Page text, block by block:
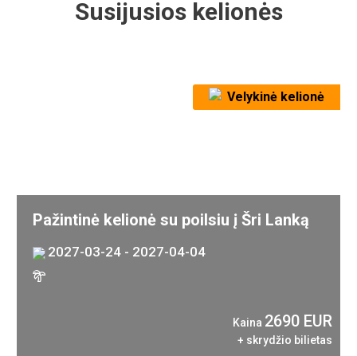
Susijusios kelionės
Velykinė kelionė
Pažintinė kelionė su poilsiu į Šri Lanką
2027-03-24 - 2027-04-04
Kaina 2690 EUR
+ skrydžio bilietas